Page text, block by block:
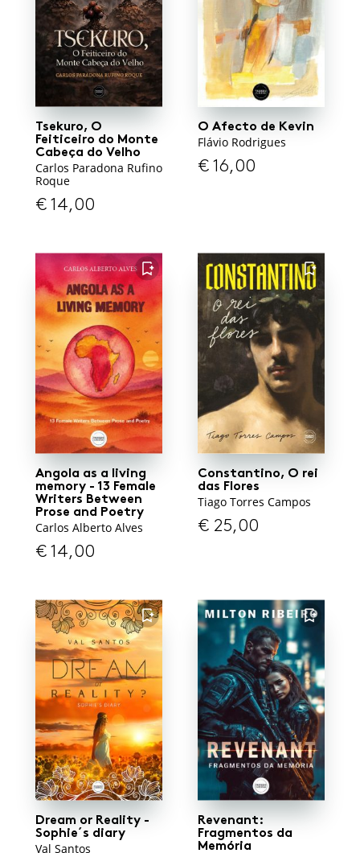
Tsekuro, O
Feiticeiro do Monte
Cabeça do Velho
Carlos Paradona Rufino
Roque
€14,00
O Afecto de Kevin
Flávio Rodrigues
€16,00
FAVORITO
Angola as a living
memory - 13 Female
Writers Between
Prose and Poetry
Carlos Alberto Alves
€14,00
FAVORITO
Constantino, O rei
das Flores
Tiago Torres Campos
€ 25,00
FAVORITO
Dream or Reality -
Sophie´s diary
Val Santos
FAVORITO
Revenant:
Fragmentos da
Memória